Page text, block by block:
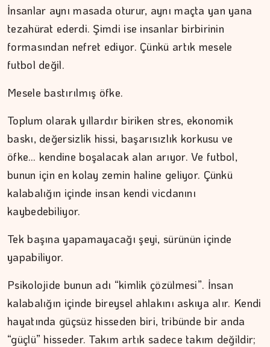
İnsanlar aynı masada oturur, aynı maçta yan yana
tezahürat ederdi. Şimdi ise insanlar birbirinin
formasından nefret ediyor. Çünkü artık mesele
futbol değil.
Mesele bastırılmış öfke.
Toplum olarak yıllardır biriken stres, ekonomik
baskı, değersizlik hissi, başarısızlık korkusu ve
öfke… kendine boşalacak alan arıyor. Ve futbol,
bunun için en kolay zemin haline geliyor. Çünkü
kalabalığın içinde insan kendi vicdanını
kaybedebiliyor.
Tek başına yapamayacağı şeyi, sürünün içinde
yapabiliyor.
Psikolojide bunun adı “kimlik çözülmesi”. İnsan
kalabalığın içinde bireysel ahlakını askıya alır. Kendi
hayatında güçsüz hisseden biri, tribünde bir anda
“güçlü” hisseder. Takım artık sadece takım değildir;
ŞAFAK GÜVEN
Şehzadeler şehri Manisa